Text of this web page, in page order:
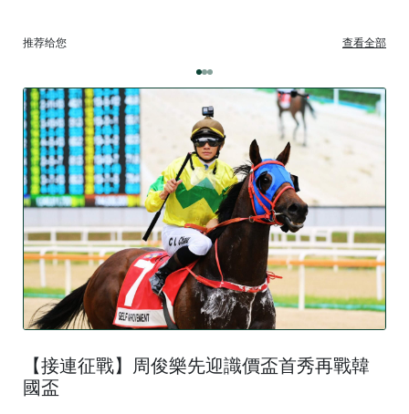
推荐给您 查看全部
【接連征戰】周俊樂先迎識價盃首秀再戰韓
國盃